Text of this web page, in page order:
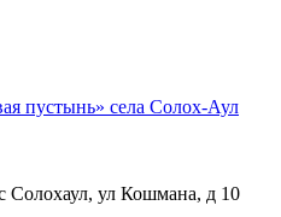
пустынь» села Солох-Аул
Солохаул, ул Кошмана, д 10